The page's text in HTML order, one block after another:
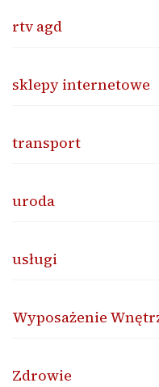
rtv agd
sklepy internetowe
transport
uroda
usługi
Wyposażenie
Zdrowie